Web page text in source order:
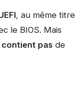
, au même titre
le BIOS. Mais
contient pas de